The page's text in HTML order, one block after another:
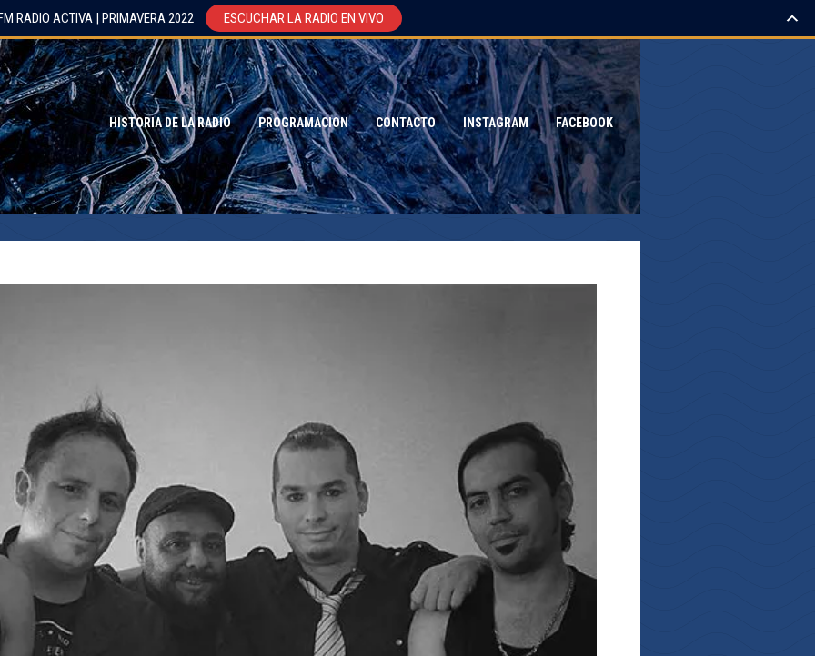
HISTORIA DE LA RADIO PROGRAMACION CONTACTO INSTAGRAM FACEBOOK
RADIO ACTIVA | PRIMAVERA 2022 ESCUCHAR LA RADIO EN VIVO